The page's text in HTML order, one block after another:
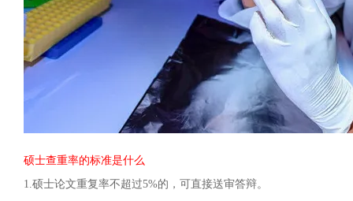
硕士查重率的标准是什么
1.硕士论文重复率不超过5%的，可直接送审答辩。